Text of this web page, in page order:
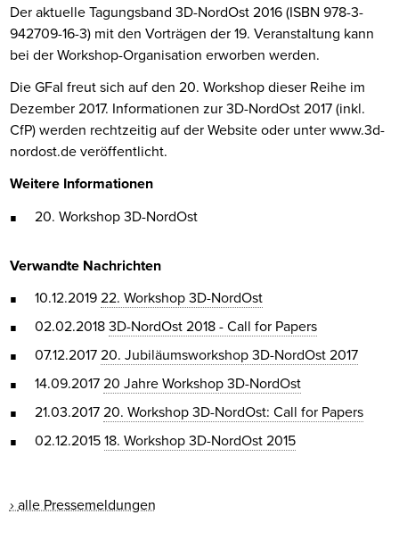
Der aktuelle Tagungsband 3D-NordOst 2016 (ISBN 978-3-
942709-16-3) mit den Vorträgen der 19. Veranstaltung kann
bei der Workshop-Organisation erworben werden.
Die GFaI freut sich auf den 20. Workshop dieser Reihe im
Dezember 2017. Informationen zur 3D-NordOst 2017 (inkl.
CfP) werden rechtzeitig auf der Website oder unter www.3d-
nordost.de veröffentlicht.
Weitere Informationen
20. Workshop 3D-NordOst
Verwandte Nachrichten
10.12.201922. Workshop 3D-NordOst
02.02.20183D-NordOst 2018 - Call for Papers
07.12.201720. Jubiläumsworkshop 3D-NordOst 2017
14.09.201720 Jahre Workshop 3D-NordOst
21.03.201720. Workshop 3D-NordOst: Call for Papers
02.12.201518. Workshop 3D-NordOst 2015
alle Pressemeldungen